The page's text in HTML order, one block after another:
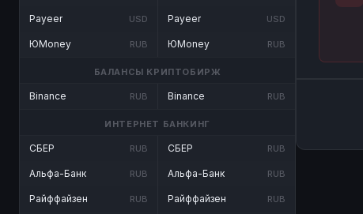
Payeer USD
ЮMoney RUB
Payeer USD
ЮMoney RUB
БАЛАНСЫ КРИПТОБИРЖ
Binance RUB Binance RUB
ИНТЕРНЕТ БАНКИНГ
СБЕР RUB
Альфа-Банк RUB
Райффайзен RUB
СБЕР RUB
Альфа-Банк RUB
Райффайзен RUB